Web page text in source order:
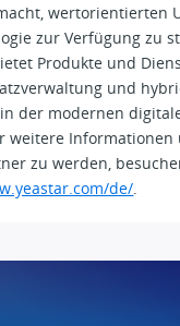
wertorientierten
zur Verfügung zu
Produkte und
und
der modernen
weitere Informationen
zu werden,
de/